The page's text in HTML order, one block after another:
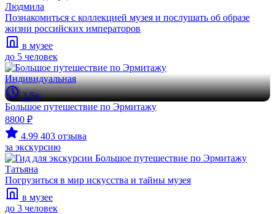
Людмила
Познакомиться с коллекцией музея и послушать об образе
жизни российских императоров
в музее
до 5 человек
Индивидуальная
3.5ч
Большое путешествие по Эрмитажу
8800 ₽
4.99 403 отзыва
за экскурсию
Татьяна
Погрузиться в мир искусства и тайны музея
в музее
до 3 человек